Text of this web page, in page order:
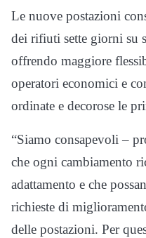
Le nuove postazioni
dei rifiuti sette giorni su
offrendo maggiore
operatori economici e
ordinate e decorose le
“Siamo consapevoli –
che ogni cambiamento
adattamento e che
richieste di
delle postazioni. Per